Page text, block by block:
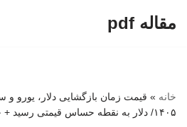
مقاله pdf
خانه » قیمت زمان بازگشایی دلار، یورو و
۱۴۰۵/ دلار به نقطه حساس قیمتی رسید + جدول